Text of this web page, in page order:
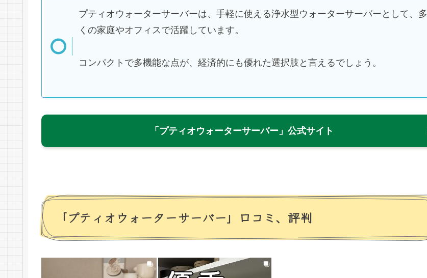
プティオウォーターサーバーは、手軽に使える浄水型ウォーターサーバーとして、多
くの家庭やオフィスで活躍しています。
コンパクトで多機能な点が、経済的にも優れた選択肢と言えるでしょう。
「プティオウォーターサーバー」公式サイト
「プティオウォーターサーバー」口コミ、評判